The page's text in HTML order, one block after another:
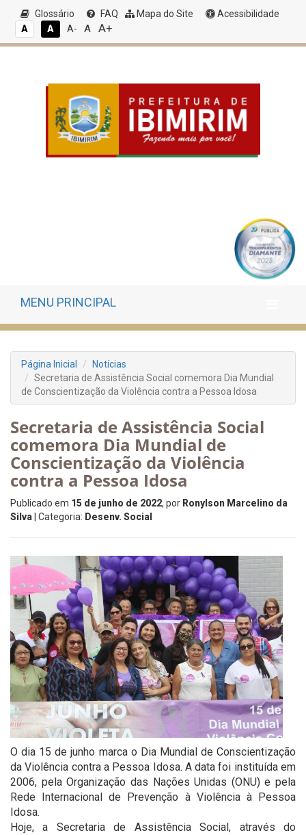
Glossário FAQ Mapa do Site
Acessibilidade
A
A A- A A+
MENU PRINCIPAL
Página Inicial
Notícias
Secretaria de Assistência Social comemora Dia Mundial
de Conscientização da Violência contra a Pessoa Idosa
Secretaria de Assistência Social
comemora Dia Mundial de
Conscientização da Violência
contra a Pessoa Idosa
Publicado em 15 de junho de 2022, por Ronylson Marcelino da
Silva | Categoria: Desenv. Social
O dia 15 de junho marca o Dia Mundial de Conscientização
da Violência contra a Pessoa Idosa. A data foi instituída em
2006, pela Organização das Nações Unidas (ONU) e pela
Rede Internacional de Prevenção à Violência à Pessoa
Idosa.
Hoje, a Secretaria de Assistência Social, através do